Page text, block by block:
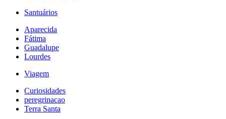
Santuários
Aparecida
Fátima
Guadalupe
Lourdes
Viagem
Curiosidades
peregrinacao
Terra Santa